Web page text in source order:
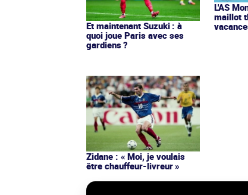
Et maintenant Suzuki : à
quoi joue Paris avec ses
gardiens ?
L'AS
maillot
Zidane : « Moi, je voulais
être chauffeur-livreur »